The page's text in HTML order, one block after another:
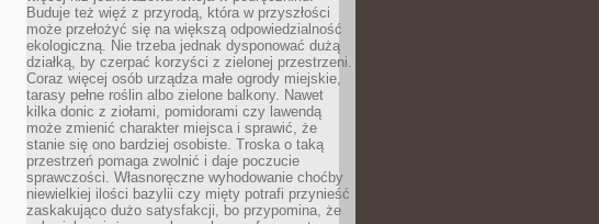
Buduje też więź z przyrodą, która w przyszłości
może przełożyć się na większą odpowiedzialność
ekologiczną. Nie trzeba jednak dysponować dużą
działką, by czerpać korzyści z zielonej przestrzeni.
Coraz więcej osób urządza małe ogrody miejskie,
tarasy pełne roślin albo zielone balkony. Nawet
kilka donic z ziołami, pomidorami czy lawendą
może zmienić charakter miejsca i sprawić, że
stanie się ono bardziej osobiste. Troska o taką
przestrzeń pomaga zwolnić i daje poczucie
sprawczości. Własnoręczne wyhodowanie choćby
niewielkiej ilości bazylii czy mięty potrafi przynieść
zaskakująco dużo satysfakcji, bo przypomina, że